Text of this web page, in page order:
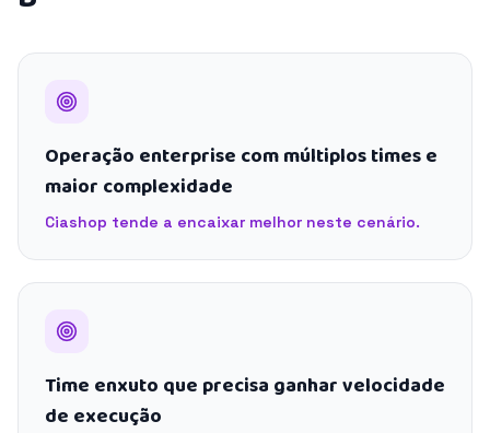
Operação enterprise com múltiplos times e
maior complexidade
Ciashop tende a encaixar melhor neste cenário.
Time enxuto que precisa ganhar velocidade
de execução